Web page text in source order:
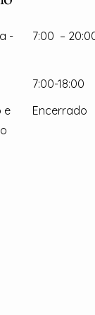
- 7:00 –
7:00-18:00
e
Encerrado